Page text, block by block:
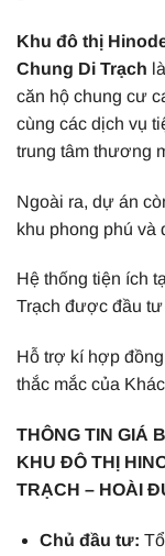
Khu đô thị
Chung Di Trạch
căn hộ chung cư
cùng các dịch vụ
trung tâm thương
Ngoài ra, dự án
khu phong phú và
Hệ thống tiện ích
Trạch được đầu tư
Hỗ trợ kí hợp
thắc mắc của
THÔNG TIN GIÁ
KHU ĐÔ THỊ
TRẠCH – HOÀI
Chủ đầu tư: